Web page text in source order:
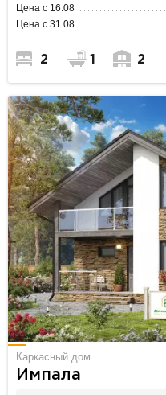
Цена с 16.08
Цена с 31.08
2 1 2
Каркасный дом
Импала